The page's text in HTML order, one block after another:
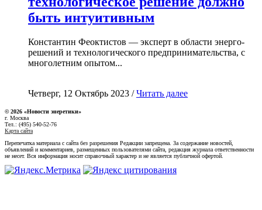
быть интуитивным
Константин Феоктистов — эксперт в области энерго-
решений и технологического предпринимательства, с
многолетним опытом...
Четверг, 12 Октябрь 2023 /Читать далее
© 2026 «Новости энеретики»
г. Москва
Тел.: (495) 540-52-76
Карта сайта
Перепечатка материала с сайта без разрешения Редакции запрещена. За содержание новостей,
объявлений и комментариев, размещенных пользователями сайта, редакция журнала ответственности
не несет. Вся информация носит справочный характер и не является публичной офертой.